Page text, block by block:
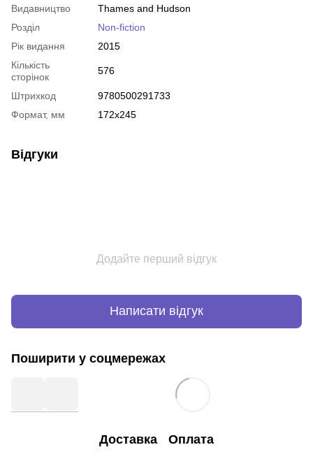
Видавництво
Thames and Hudson
Розділ
Non-fiction
Рік видання
2015
Кількість
сторінок
576
Штрихкод
9780500291733
Формат, мм
172x245
Відгуки
Додайте перший відгук
Написати відгук
Поширити у соцмережах
Доставка Оплата